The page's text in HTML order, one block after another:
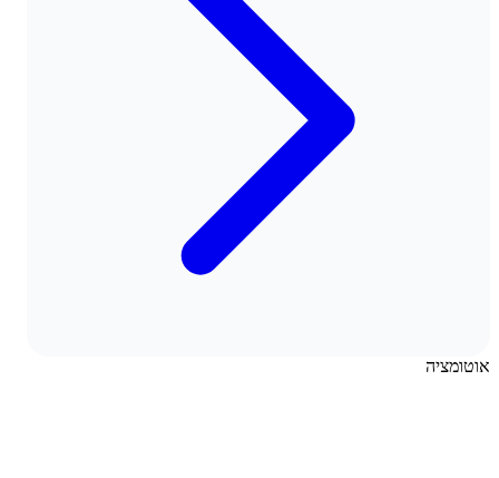
אוטומציה